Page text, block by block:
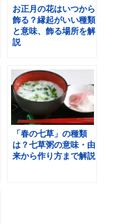
お正月の花はいつから
飾る？縁起がいい種類
と意味、飾る場所を解
説
「春の七草」の種類
は？七草粥の意味・由
来から作り方まで解説